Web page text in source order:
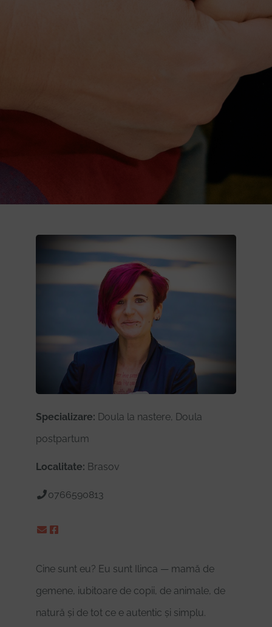
Specializare: Doula la nastere, Doula
postpartum
Localitate: Brasov
0766590813
Cine sunt eu? Eu sunt Ilinca — mamă de
gemene, iubitoare de copii, de animale, de
natură și de tot ce e autentic și simplu.